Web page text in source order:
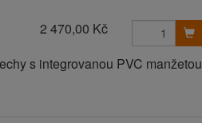
2 470,00 Kč
s integrovanou PVC manžetou